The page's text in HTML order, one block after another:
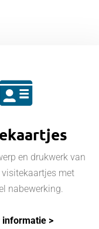
en drukwerk van
met
nabewerking.
informatie >